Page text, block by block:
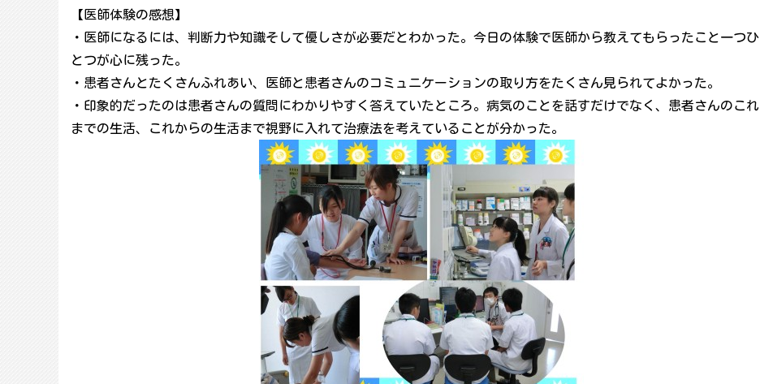
【医師体験の感想】
・医師になるには、判断力や知識そして優しさが必要だとわかった。今日の体験で医師から教えてもらったこと一つひ
とつが心に残った。
・患者さんとたくさんふれあい、医師と患者さんのコミュニケーションの取り方をたくさん見られてよかった。
・印象的だったのは患者さんの質問にわかりやすく答えていたところ。病気のことを話すだけでなく、患者さんのこれ
までの生活、これからの生活まで視野に入れて治療法を考えていることが分かった。